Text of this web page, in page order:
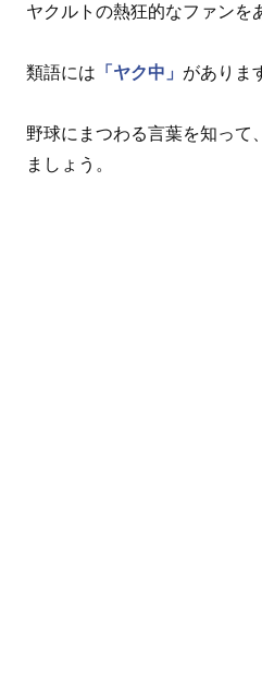
ヤクルトの熱狂的なファンを
類語には 「ヤク中」 がありま
野球にまつわる言葉を知って
ましょう。